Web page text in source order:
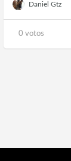
Daniel Gtz
0 votos